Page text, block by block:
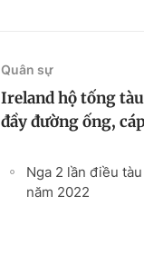
Quân sự
Ireland hộ tống
đầy đường ống,
Nga 2 lần điều
năm 2022